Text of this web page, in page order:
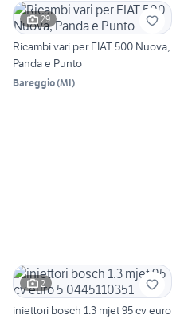
29
Ricambi vari per FIAT 500 Nuova,
Panda e Punto
Bareggio(MI)
2
iniettori bosch 1.3 mjet 95 cv euro